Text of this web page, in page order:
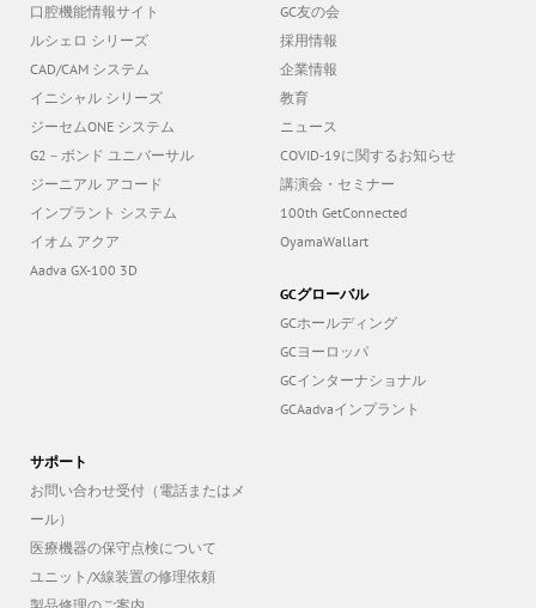
口腔機能情報サイト
ルシェロ シリーズ
CAD/CAM システム
イニシャル シリーズ
ジーセムONE システム
G2－ボンド ユニバーサル
ジーニアル アコード
インプラント システム
イオム アクア
Aadva GX-100 3D
GC友の会
採用情報
企業情報
教育
ニュース
COVID-19に関するお知らせ
講演会・セミナー
100th GetConnected
OyamaWallart
GCグローバル
GCホールディング
GCヨーロッパ
GCインターナショナル
GCAadvaインプラント
サポート
お問い合わせ受付（電話またはメ
ール）
医療機器の保守点検について
ユニット/X線装置の修理依頼